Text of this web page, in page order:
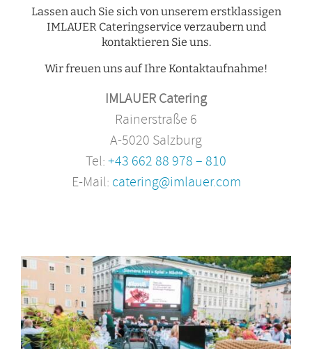
Lassen auch Sie sich von unserem erstklassigen
IMLAUER Cateringservice verzaubern und
kontaktieren Sie uns.
Wir freuen uns auf Ihre Kontaktaufnahme!
IMLAUER Catering
Rainerstraße 6
A-5020 Salzburg
Tel: +43 662 88 978 – 810
E-Mail: catering@imlauer.com